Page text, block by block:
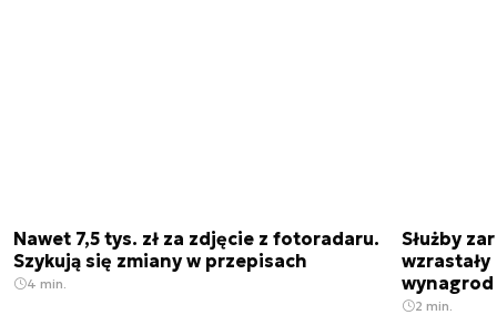
Nawet 7,5 tys. zł za zdjęcie z fotoradaru.
Szykują się zmiany w przepisach
4 min.
Służby
2 min.